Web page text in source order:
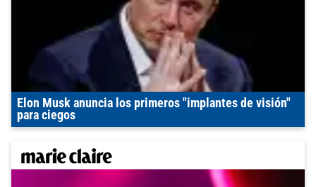
Elon Musk anuncia los primeros "implantes de visión"
para ciegos